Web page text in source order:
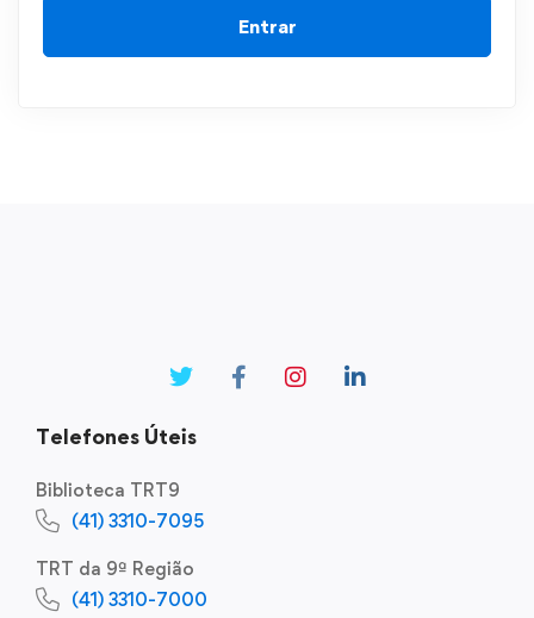
Entrar
Telefones Úteis
Biblioteca TRT9
(41) 3310-7095
TRT da 9ª Região
(41) 3310-7000